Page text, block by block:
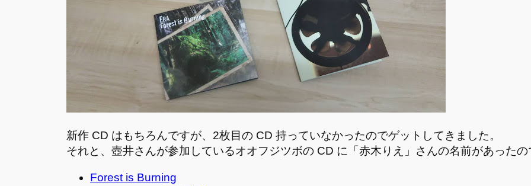
新作 CD はもちろんですが、2枚目の CD 持っていなかったのでゲットしてきました。
それと、壺井さんが参加しているオオフジツボの CD に「赤木りえ」さんの名前があったの
Forest is Burning